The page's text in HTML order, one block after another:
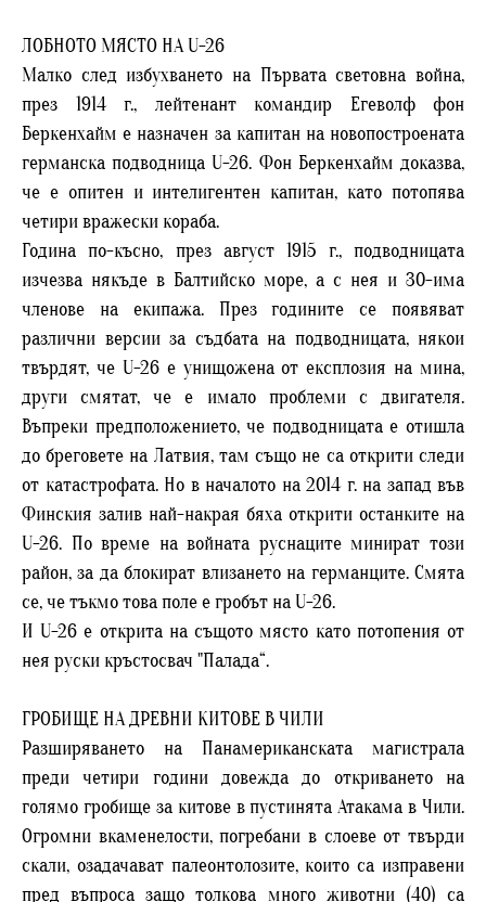
ЛОБНОТО МЯСТО НА U-26
Малко след избухването на Първата световна война,
през 1914 г., лейтенант командир Егеволф фон
Беркенхайм е назначен за капитан на новопостроената
германска подводница U-26. Фон Беркенхайм доказва,
че е опитен и интелигентен капитан, като потопява
четири вражески кораба.
Година по-късно, през август 1915 г., подводницата
изчезва някъде в Балтийско море, а с нея и 30-има
членове на екипажа. През годините се появяват
различни версии за съдбата на подводницата, някои
твърдят, че U-26 е унищожена от експлозия на мина,
други смятат, че е имало проблеми с двигателя.
Въпреки предположението, че подводницата е отишла
до бреговете на Латвия, там също не са открити следи
от катастрофата. Но в началото на 2014 г. на запад във
Финския залив най-накрая бяха открити останките на
U-26. По време на войната руснаците минират този
район, за да блокират влизането на германците. Смята
се, че тъкмо това поле е гробът на U-26.
И U-26 е открита на същото място като потопения от
нея руски кръстосвач "Палада“.
ГРОБИЩЕ НА ДРЕВНИ КИТОВЕ В ЧИЛИ
Разширяването на Панамериканската магистрала
преди четири години довежда до откриването на
голямо гробище за китове в пустинята Атакама в Чили.
Огромни вкаменелости, погребани в слоеве от твърди
скали, озадачават палеонтолозите, които са изправени
пред въпроса защо толкова много животни (40) са